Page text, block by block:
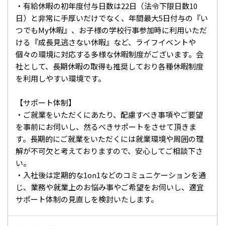
・有給休暇の初年度付与日数は22日（法令下限日数10
日）と非常に手厚いだけでなく、年間最大5日付与の『い
つでもMy休暇』、お子様の学校行事参加時に利用いただ
ける『成長見逃さない休暇』など、ライフイベントや
個々の環境に対応する多様な休暇制度がございます。会
社として、長期休暇の取得も推奨しており各種休暇制度
を利用しやすい環境です。
【サポート体制】
・ご就業をいただくにあたり、配慮すべき事項やご要望
を事前にお伺いし、然るべきサポートをさせて頂きま
す。長期的にご就業をいただくには就業環境や周囲の理
解が不可欠と考えておりますので、安心してご相談下さ
い。
・入社後は定期的な1on1などのコミュニケーションを通
じ、業務や就業上のお悩み事やご希望をお伺いし、適宜
サポート体制の見直しを検討いたします。